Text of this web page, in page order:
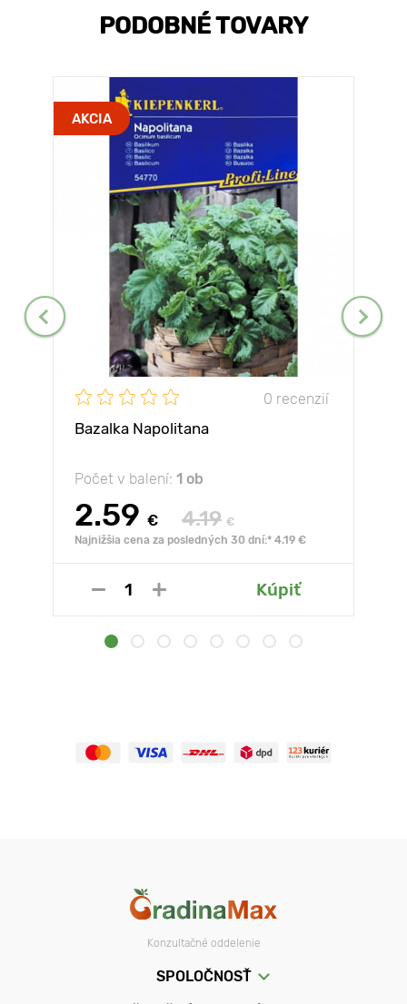
PODOBNÉ TOVARY
AKCIA
0 recenzií
Bazalka Napolitana
Počet v balení: 1 ob
2.59 € 4.19 €
Najnižšia cena za posledných 30 dní:* 4.19 €
Kúpiť
Konzultačné oddelenie
SPOLOČNOSŤ